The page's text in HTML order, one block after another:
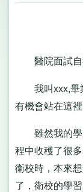
醫院面試自
我叫xxx,畢業
有機會站在這
雖然我的學
程中收穫了很
衛校時，本來
了，衛校的學